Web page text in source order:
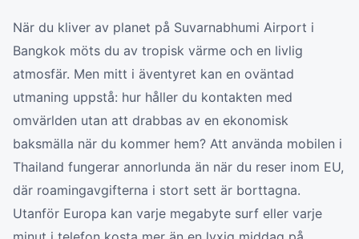
När du kliver av planet på Suvarnabhumi Airport i
Bangkok möts du av tropisk värme och en livlig
atmosfär. Men mitt i äventyret kan en oväntad
utmaning uppstå: hur håller du kontakten med
omvärlden utan att drabbas av en ekonomisk
baksmälla när du kommer hem? Att använda mobilen i
Thailand fungerar annorlunda än när du reser inom EU,
där roamingavgifterna i stort sett är borttagna.
Utanför Europa kan varje megabyte surf eller varje